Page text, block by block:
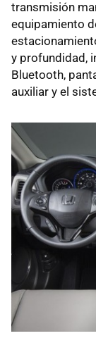
transmisión
equipamiento
y profundidad,
Bluetooth,
auxiliar y el